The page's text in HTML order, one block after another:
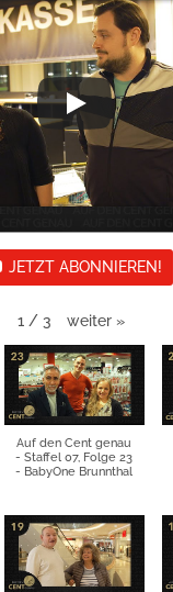
JETZT ABONNIEREN!
1 / 3 weiter »
Auf den Cent genau
- Staffel 07, Folge 23
- BabyOne Brunnthal